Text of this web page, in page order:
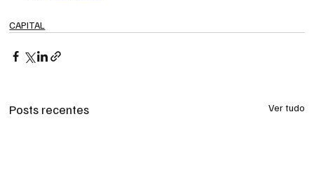
CAPITAL
Posts recentes Ver tudo